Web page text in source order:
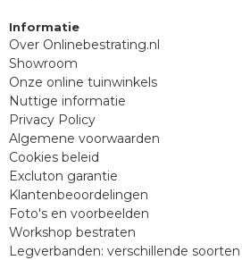
Informatie
Over Onlinebestrating.nl
Showroom
Onze online tuinwinkels
Nuttige informatie
Privacy Policy
Algemene voorwaarden
Cookies beleid
Excluton garantie
Klantenbeoordelingen
Foto's en voorbeelden
Workshop bestraten
Legverbanden: verschillende soorten